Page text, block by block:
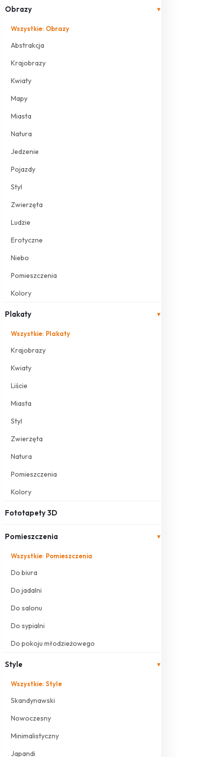
Obrazy ▾
Wszystkie: Obrazy
Abstrakcja
Krajobrazy
Kwiaty
Mapy
Miasta
Natura
Jedzenie
Pojazdy
Styl
Zwierzęta
Ludzie
Erotyczne
Niebo
Pomieszczenia
Kolory
Plakaty ▾
Wszystkie: Plakaty
Krajobrazy
Kwiaty
Liście
Miasta
Styl
Zwierzęta
Natura
Pomieszczenia
Kolory
Fototapety 3D
Pomieszczenia ▾
Wszystkie: Pomieszczenia
Do biura
Do jadalni
Do salonu
Do sypialni
Do pokoju młodzieżowego
Style ▾
Wszystkie: Style
Skandynawski
Nowoczesny
Minimalistyczny
Japandi